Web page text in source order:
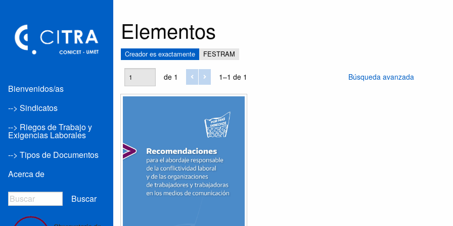
Bienvenidos/as
--> Sindicatos
--> Riegos de Trabajo y
Exigencias Laborales
--> Tipos de Documentos
Acerca de
Buscar
Elementos
Creador es exactamente FESTRAM
de 1 1–1 de 1 Búsqueda avanzada